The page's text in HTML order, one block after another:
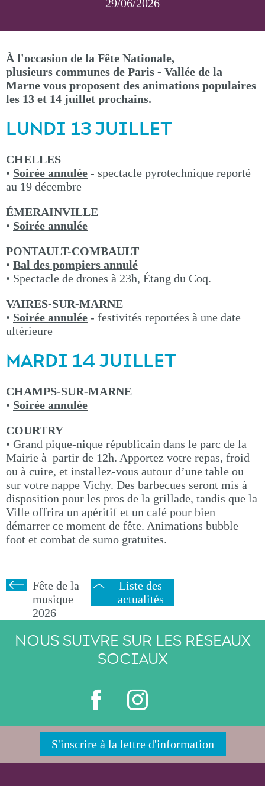
29/06/2026
À l'occasion de la Fête Nationale,
plusieurs communes de Paris - Vallée de la
Marne vous proposent des animations populaires
les 13 et 14 juillet prochains.
LUNDI 13 JUILLET
CHELLES
• Soirée annulée - spectacle pyrotechnique reporté
au 19 décembre
ÉMERAINVILLE
• Soirée annulée
PONTAULT-COMBAULT
• Bal des pompiers annulé
• Spectacle de drones à 23h, Étang du Coq.
VAIRES-SUR-MARNE
• Soirée annulée - festivités reportées à une date
ultérieure
MARDI 14 JUILLET
CHAMPS-SUR-MARNE
• Soirée annulée
COURTRY
• Grand pique-nique républicain dans le parc de la
Mairie à partir de 12h. Apportez votre repas, froid
ou à cuire, et installez-vous autour d’une table ou
sur votre nappe Vichy. Des barbecues seront mis à
disposition pour les pros de la grillade, tandis que la
Ville offrira un apéritif et un café pour bien
démarrer ce moment de fête. Animations bubble
foot et combat de sumo gratuites.
Fête de la
musique
2026
Liste des
actualités
NOUS SUIVRE SUR LES RÉSEAUX
SOCIAUX
S'inscrire à la lettre d'information